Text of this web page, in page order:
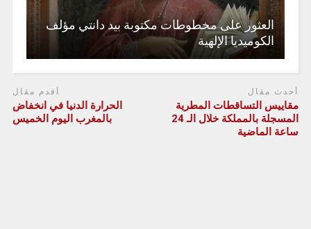
العثور على مخطوطات مكتوبة بيد دانتي مؤلف
الكوميديا الإلهية
أحدث مقال
مقاييس التساقطات المطرية
المسجلة بالمملكة خلال الـ 24
ساعة الماضية
أقدم مقال
الحرارة الدنيا في انخفاض
بالمغرب اليوم الخميس